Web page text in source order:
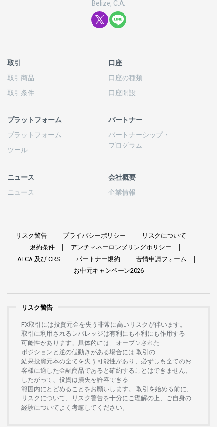
Belize, C.A.
取引
取引商品
取引条件
口座
口座の種類
口座開設
プラットフォーム
プラットフォーム
ツール
パートナー
パートナーシップ・
プログラム
ニュース
ニュース
会社概要
企業情報
リスク警告 プライバシーポリシー
リスクについて
規約条件
アンチマネーロンダリングポリシー
FATCA 及び CRS パートナー規約 苦情申請フォーム
お中元キャンペーン2026
リスク警告
FX取引には投資元金を失う 非常に高い リスクが伴います。
取引に利用さ れる レバレッジは有利にも不利にも作用する
可能性があります。 具体的には、 オープンさ れた
ポジションと 逆の値動きがある場合には 取引の
結果投資元本の全てを失う 可能性があり、 必ずしも全てのお
客様に適した金融商品であると 確約することはできません。
したがって、 投資は損失を許容できる
範囲内にとどめることをお願いします 。 取引を始める前に、
リスクについて、
リスク警告を十分に ご理解の 上、 ご自身の
経験について よく 考慮してください。